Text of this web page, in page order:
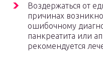
Воздержаться от
причинах
ошибочному
панкреатита или
рекомендуется